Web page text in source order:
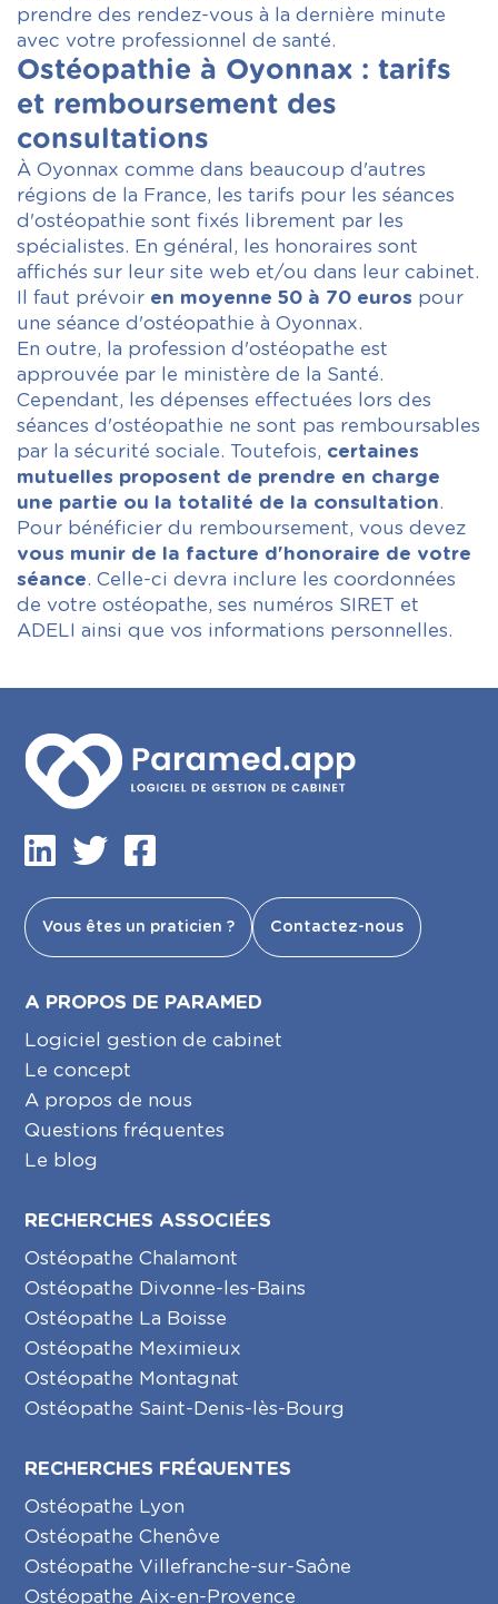
prendre des rendez-vous à la dernière minute
avec votre professionnel de santé.
Ostéopathie à Oyonnax : tarifs
et remboursement des
consultations
À Oyonnax comme dans beaucoup d'autres
régions de la France, les tarifs pour les séances
d'ostéopathie sont fixés librement par les
spécialistes. En général, les honoraires sont
affichés sur leur site web et/ou dans leur cabinet.
Il faut prévoir en moyenne 50 à 70 euros pour
une séance d'ostéopathie à Oyonnax.
En outre, la profession d'ostéopathe est
approuvée par le ministère de la Santé.
Cependant, les dépenses effectuées lors des
séances d'ostéopathie ne sont pas remboursables
par la sécurité sociale. Toutefois, certaines
mutuelles proposent de prendre en charge
une partie ou la totalité de la consultation.
Pour bénéficier du remboursement, vous devez
vous munir de la facture d'honoraire de votre
séance. Celle-ci devra inclure les coordonnées
de votre ostéopathe, ses numéros SIRET et
ADELI ainsi que vos informations personnelles.
Vous êtes un praticien ? Contactez-nous
A PROPOS DE PARAMED
Logiciel gestion de cabinet
Le concept
A propos de nous
Questions fréquentes
Le blog
RECHERCHES ASSOCIÉES
Ostéopathe Chalamont
Ostéopathe Divonne-les-Bains
Ostéopathe La Boisse
Ostéopathe Meximieux
Ostéopathe Montagnat
Ostéopathe Saint-Denis-lès-Bourg
RECHERCHES FRÉQUENTES
Ostéopathe Lyon
Ostéopathe Chenôve
Ostéopathe Villefranche-sur-Saône
Ostéopathe Aix-en-Provence